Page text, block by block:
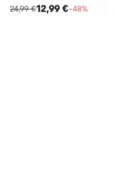
24,99 €12,99 €−48%